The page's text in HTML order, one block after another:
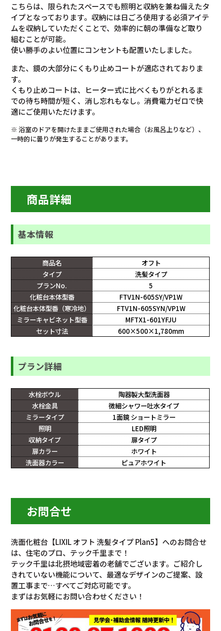
こちらは、限られたスペースでも照明と収納を兼ね備えたタ
イプとなっております。収納には日ごろ使用する必須アイテ
ムを収納していただくことで、効率的に朝の準備など取り
組むことが可能。
使い勝手のよい位置にコンセントも配置いたしました。
また、鏡の大部分にくもり止めコートが適応されておりま
す。
くもり止めコートは、ヒーター式に比べくもりがとれるま
での待ち時間が短く、消し忘れもなし。消費電力ゼロで快
適にご使用いただけます。
※ 浴室のドアを開けたままご使用された場合（お風呂上りなど）、
一時的に曇りが発生することがあります。
商品詳細
基本情報
商品名
オフト
タイプ
洗髪タイプ
プランNo.
5
化粧台本体型番
FTV1N-605SY/VP1W
化粧台本体型番（寒冷地）
FTV1N-605SYN/VP1W
ミラーキャビネット型番
MFTX1-601YFJU
セット寸法
600×500×1,780mm
プラン詳細
水栓ボウル
陶器製大型洗面器
水栓金具
微細シャワー吐水タイプ
ミラータイプ
1面鏡 ショートミラー
照明
LED照明
収納タイプ
扉タイプ
扉カラー
ホワイト
洗面器カラー
ピュアホワイト
お問合せ
洗面化粧台【LIXIL オフト 洗髪タイプ Plan5】へのお問合せ
は、住宅のプロ、テック千里まで！
テック千里は北摂地域密着の老舗でございます。ご紹介し
きれていない機能について、最適なデザインのご提案、設
置工事まで…すべてご対応可能です。
まずはお気軽にお問い合わせください！